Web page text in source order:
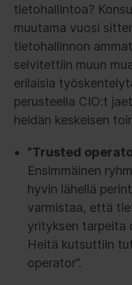
tietohallintoa?
muutama vuosi
tietohallinnon
selvitettiin muun
erilaisia
perusteella CIO:t
heidän keskeisen
”Trusted
Ensimmäinen
hyvin lähellä
varmistaa, että
yrityksen tarpeita
Heitä kutsuttiin
operator”.